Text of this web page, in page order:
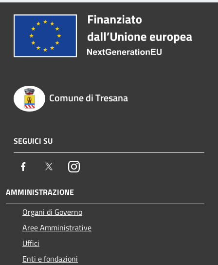
Comune di Tresana
SEGUICI SU
Facebook TwitterInstagram
AMMINISTRAZIONE
Organi di Governo
Aree Amministrative
Uffici
Enti e fondazioni